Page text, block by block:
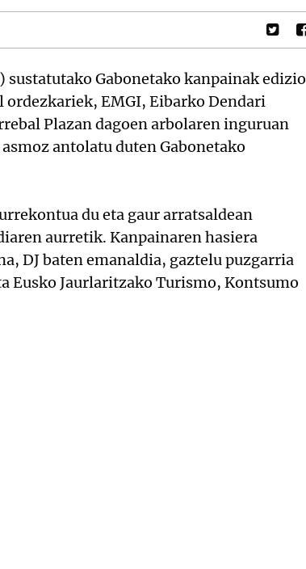
sustatutako Gabonetako kanpainak edizio
EMGI, Eibarko Dendari
Plazan dagoen arbolaren inguruan
antolatu duten Gabonetako
du eta gaur arratsaldean
aurretik. Kanpainaren hasiera
DJ baten emanaldia, gaztelu puzgarria
Eusko Jaurlaritzako Turismo, Kontsumo